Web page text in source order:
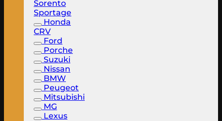
Sorento
Sportage
Honda
CRV
Ford
Porche
Suzuki
Nissan
BMW
Peugeot
Mitsubishi
MG
Lexus